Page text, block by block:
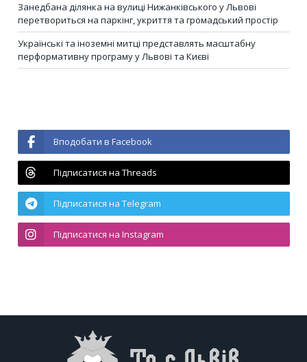
Занедбана ділянка на вулиці Нижанківського у Львові
перетвориться на паркінг, укриття та громадський простір
Українські та іноземні митці представлять масштабну
перформативну програму у Львові та Києві
Вподобати в Facebook
Підписатися на Threads
Підписатися на Telegram
Підписатися на Instagram